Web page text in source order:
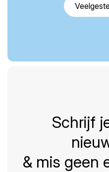
Schrijf
& mis geen